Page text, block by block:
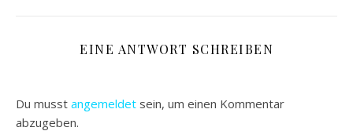
EINE ANTWORT SCHREIBEN
Du musst angemeldet sein, um einen Kommentar
abzugeben.